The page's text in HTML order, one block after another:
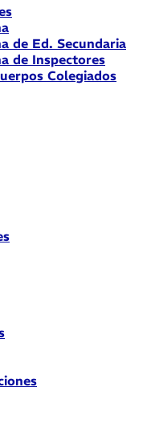
de Ed. Secundaria
de Inspectores
Colegiados